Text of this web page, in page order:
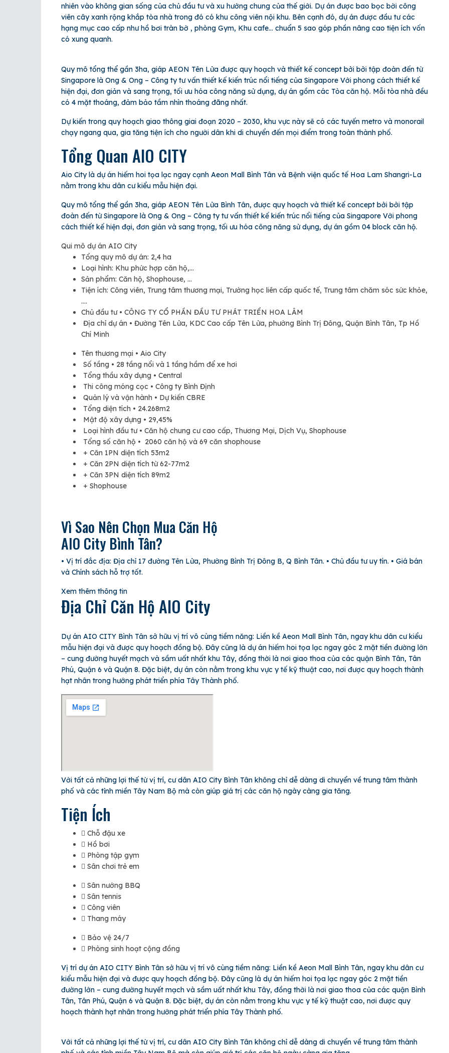
nhiên vào không gian sống của chủ đầu tư và xu hướng chung của thế giới. Dự án được bao bọc bời công
viên cây xanh rộng khắp tòa nhà trong đó có khu công viên nội khu. Bên cạnh đó, dự án được đầu tư các
hạng mục cao cấp như hồ bơi tràn bờ , phòng Gym, Khu cafe… chuẩn 5 sao góp phần nâng cao tiện ích vốn
có xung quanh.
Quy mô tổng thể gần 3ha, giáp AEON Tên Lửa được quy hoạch và thiết kế concept bởi bởi tập đoàn đến từ
Singapore là Ong & Ong – Công ty tư vấn thiết kế kiến trúc nổi tiếng của Singapore Với phong cách thiết kế
hiện đại, đơn giản và sang trọng, tối ưu hóa công năng sử dụng, dự án gồm các Tòa căn hộ. Mỗi tòa nhà đều
có 4 mặt thoáng, đảm bảo tầm nhìn thoáng đãng nhất.
Dự kiến trong quy hoạch giao thông giai đoạn 2020 – 2030, khu vực này sẽ có các tuyến metro và monorail
chạy ngang qua, gia tăng tiện ích cho người dân khi di chuyển đến mọi điểm trong toàn thành phố.
Tổng Quan AIO CITY
Aio City là dự án hiếm hoi tọa lạc ngay cạnh Aeon Mall Bình Tân và Bệnh viện quốc tế Hoa Lam Shangri-La
nằm trong khu dân cư kiểu mẫu hiện đại.
Quy mô tổng thể gần 3ha, giáp AEON Tên Lửa Bình Tân, được quy hoạch và thiết kế concept bởi bởi tập
đoàn đến từ Singapore là Ong & Ong – Công ty tư vấn thiết kế kiến trúc nổi tiếng của Singapore Với phong
cách thiết kế hiện đại, đơn giản và sang trọng, tối ưu hóa công năng sử dụng, dự án gồm 04 block căn hộ.
Qui mô dự án AIO City
Tổng quy mô dự án: 2,4 ha
Loại hình: Khu phức hợp căn hộ,…
Sản phẩm: Căn hộ, Shophouse, …
Tiện ích: Công viên, Trung tâm thương mại, Trường học liên cấp quốc tế, Trung tâm chăm sóc sức khỏe,
….
Chủ đầu tư • CÔNG TY CỔ PHẦN ĐẦU TƯ PHÁT TRIỂN HOA LÂM
Địa chỉ dự án • Đường Tên Lửa, KDC Cao cấp Tên Lửa, phường Bình Trị Đông, Quận Bình Tân, Tp Hồ
Chí Minh
Tên thương mại • Aio City
Số tầng • 28 tầng nổi và 1 tầng hầm để xe hơi
Tổng thầu xây dựng • Central
Thi công móng cọc • Công ty Bình Định
Quản lý và vận hành • Dự kiến CBRE
Tổng diện tích • 24.268m2
Mật độ xây dựng • 29,45%
Loại hình đầu tư • Căn hộ chung cư cao cấp, Thương Mại, Dịch Vụ, Shophouse
Tổng số căn hộ • 2060 căn hộ và 69 căn shophouse
+ Căn 1PN diện tích 53m2
+ Căn 2PN diện tích từ 62-77m2
+ Căn 3PN diện tích 89m2
+ Shophouse
Vì Sao Nên Chọn Mua Căn Hộ
AIO City Bình Tân?
• Vị trí đắc địa: Địa chỉ 17 đường Tên Lửa, Phường Bình Trị Đông B, Q Bình Tân. • Chủ đầu tư uy tín. • Giá bán
và Chính sách hỗ trợ tốt.
Xem thêm thông tin
Địa Chỉ Căn Hộ AIO City
Dự án AIO CITY Bình Tân sở hữu vị trí vô cùng tiềm năng: Liền kề Aeon Mall Bình Tân, ngay khu dân cư kiểu
mẫu hiện đại và được quy hoạch đồng bộ. Đây cũng là dự án hiếm hoi tọa lạc ngay góc 2 mặt tiền đường lớn
– cung đường huyết mạch và sầm uất nhất khu Tây, đồng thời là nơi giao thoa của các quận Bình Tân, Tân
Phú, Quận 6 và Quận 8. Đặc biệt, dự án còn nằm trong khu vực y tế kỹ thuật cao, nơi được quy hoạch thành
hạt nhân trong hướng phát triển phía Tây Thành phố.
Với tất cả những lợi thế từ vị trí, cư dân AIO City Bình Tân không chỉ dễ dàng di chuyển về trung tâm thành
phố và các tỉnh miền Tây Nam Bộ mà còn giúp giá trị các căn hộ ngày càng gia tăng.
Tiện Ích
Chỗ đậu xe
Hồ bơi
Phòng tập gym
Sân chơi trẻ em
Sân nướng BBQ
Sân tennis
Công viên
Thang máy
Bảo vệ 24/7
Phòng sinh hoạt cộng đồng
Vị trí dự án AIO CITY Bình Tân sở hữu vị trí vô cùng tiềm năng: Liền kề Aeon Mall Bình Tân, ngay khu dân cư
kiểu mẫu hiện đại và được quy hoạch đồng bộ. Đây cũng là dự án hiếm hoi tọa lạc ngay góc 2 mặt tiền
đường lớn – cung đường huyết mạch và sầm uất nhất khu Tây, đồng thời là nơi giao thoa của các quận Bình
Tân, Tân Phú, Quận 6 và Quận 8. Đặc biệt, dự án còn nằm trong khu vực y tế kỹ thuật cao, nơi được quy
hoạch thành hạt nhân trong hướng phát triển phía Tây Thành phố.
Với tất cả những lợi thế từ vị trí, cư dân AIO City Bình Tân không chỉ dễ dàng di chuyển về trung tâm thành